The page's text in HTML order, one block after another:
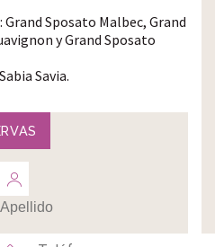
Grand Sposato Malbec, Grand
y Grand Sposato
Savia.